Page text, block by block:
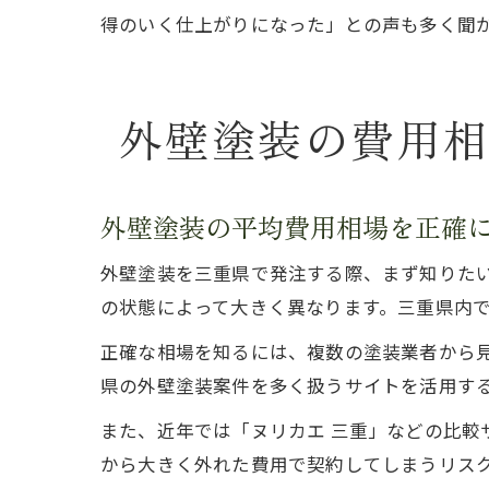
得のいく仕上がりになった」との声も多く聞
外壁塗装の費用
外壁塗装の平均費用相場を正確
外壁塗装を三重県で発注する際、まず知りた
の状態によって大きく異なります。三重県内
正確な相場を知るには、複数の塗装業者から
県の外壁塗装案件を多く扱うサイトを活用す
また、近年では「ヌリカエ 三重」などの比
から大きく外れた費用で契約してしまうリス